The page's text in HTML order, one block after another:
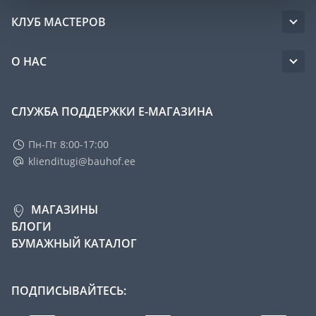
КЛУБ МАСТЕРОВ
О НАС
СЛУЖБА ПОДДЕРЖКИ Е-МАГАЗИНА
Пн-Пт 8:00-17:00
klienditugi@bauhof.ee
МАГАЗИНЫ
БЛОГИ
БУМАЖНЫЙ КАТАЛОГ
ПОДПИСЫВАЙТЕСЬ: